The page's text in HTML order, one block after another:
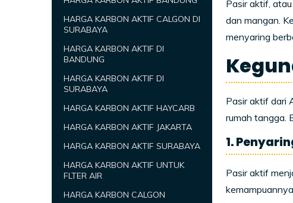
Pasir aktif,
dan mangan.
menyaring
Pasir aktif dari
rumah tangga.
1.
Pasir aktif
HARGA KARBON AKTIF CALGON DI
SURABAYA
HARGA KARBON AKTIF DI
BANDUNG
HARGA KARBON AKTIF DI
SURABAYA
HARGA KARBON AKTIF HAYCARB
HARGA KARBON AKTIF JAKARTA
HARGA KARBON AKTIF SURABAYA
HARGA KARBON AKTIF UNTUK
FLTER AIR
HARGA KARBON CALGON